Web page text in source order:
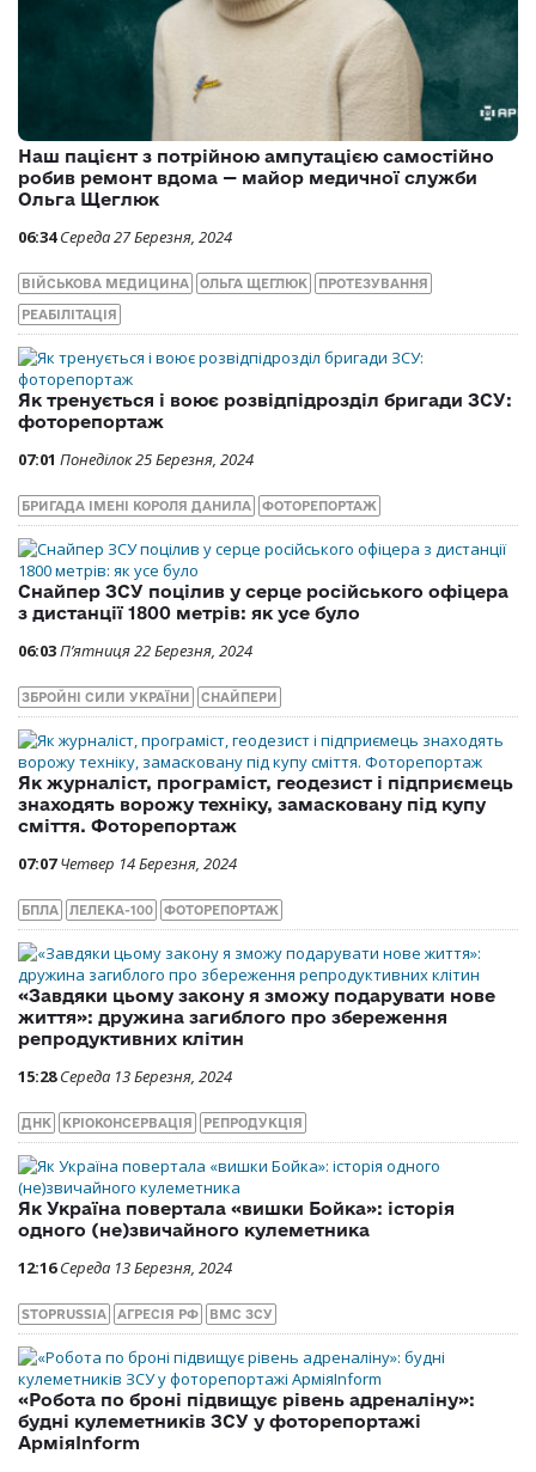
Наш пацієнт з потрійною ампутацією самостійно
робив ремонт вдома — майор медичної служби
Ольга Щеглюк
06:34 Середа 27 Березня, 2024
ВІЙСЬКОВА МЕДИЦИНА ОЛЬГА ЩЕГЛЮК ПРОТЕЗУВАННЯ
РЕАБІЛІТАЦІЯ
Як тренується і воює розвідпідрозділ бригади ЗСУ:
фоторепортаж
07:01 Понеділок 25 Березня, 2024
БРИГАДА ІМЕНІ КОРОЛЯ ДАНИЛА ФОТОРЕПОРТАЖ
Снайпер ЗСУ поцілив у серце російського офіцера
з дистанції 1800 метрів: як усе було
06:03П’ятниця 22 Березня, 2024
ЗБРОЙНІ СИЛИ УКРАЇНИ СНАЙПЕРИ
Як журналіст, програміст, геодезист і підприємець
знаходять ворожу техніку, замасковану під купу
сміття. Фоторепортаж
07:07 Четвер 14 Березня, 2024
БПЛА ЛЕЛЕКА-100 ФОТОРЕПОРТАЖ
«Завдяки цьому закону я зможу подарувати нове
життя»: дружина загиблого про збереження
репродуктивних клітин
15:28 Середа 13 Березня, 2024
ДНК КРІОКОНСЕРВАЦІЯ РЕПРОДУКЦІЯ
Як Україна повертала «вишки Бойка»: історія
одного (не)звичайного кулеметника
12:16 Середа 13 Березня, 2024
STOPRUSSIA АГРЕСІЯ РФ ВМС ЗСУ
«Робота по броні підвищує рівень адреналіну»:
будні кулеметників ЗСУ у фоторепортажі
АрміяInform